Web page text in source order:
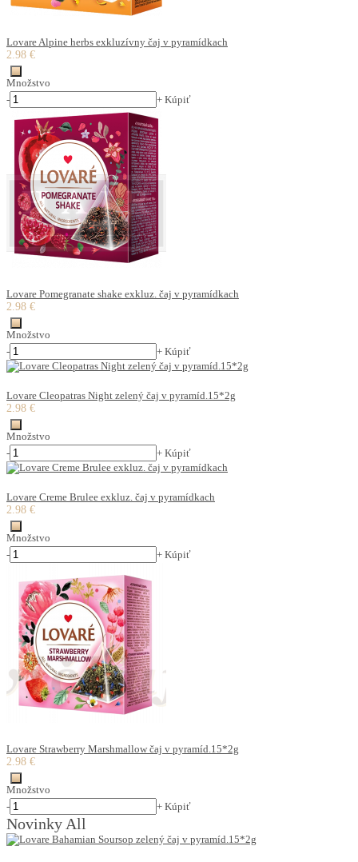
Lovare Alpine herbs exkluzívny čaj v pyramídkach
2.98 €
Množstvo
-
+ Kúpiť
Lovare Pomegranate shake exkluz. čaj v pyramídkach
2.98 €
Množstvo
-
+ Kúpiť
Lovare Cleopatras Night zelený čaj v pyramíd.15*2g
2.98 €
Množstvo
-
+ Kúpiť
Lovare Creme Brulee exkluz. čaj v pyramídkach
2.98 €
Množstvo
-
+ Kúpiť
Lovare Strawberry Marshmallow čaj v pyramíd.15*2g
2.98 €
Množstvo
-
+ Kúpiť
Novinky All